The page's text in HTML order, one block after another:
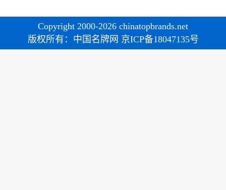
Copyright 2000-2026 chinatopbrands.net
版权所有：中国名牌网 京ICP备18047135号